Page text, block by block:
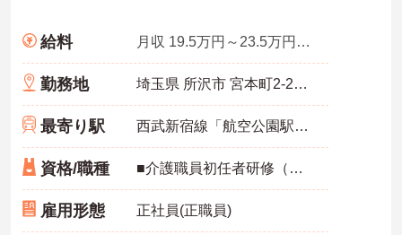
給料 月収 19.5万円～23.5万円程度 諸手当込み
勤務地 埼玉県 所沢市 宮本町2-23-34
最寄り駅 西武新宿線「航空公園駅」徒歩9分
資格/職種 ■介護職員初任者研修（ヘルパー2級）以上 ※未経験・ブランクOK
雇用形態 正社員(正職員)